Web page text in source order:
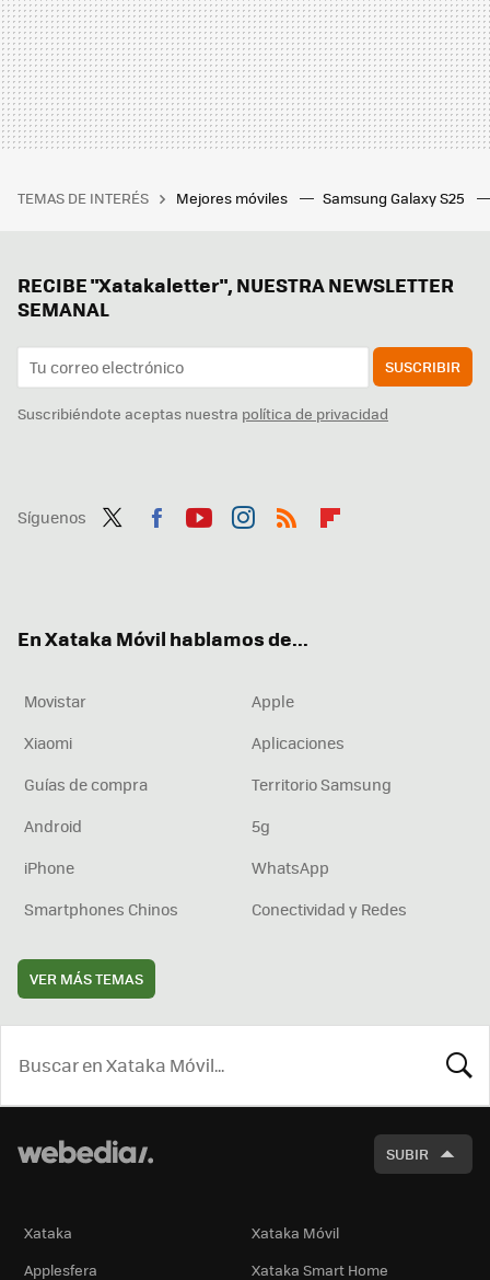
TEMAS DE INTERÉS Mejores móviles Samsung Galaxy S25
RECIBE "Xatakaletter", NUESTRA NEWSLETTER
SEMANAL
SUSCRIBIR
Suscribiéndote aceptas nuestra política de privacidad
Síguenos
En Xataka Móvil hablamos de...
Movistar
Apple
Xiaomi
Aplicaciones
Guías de compra
Territorio Samsung
Android
5g
iPhone
WhatsApp
Smartphones Chinos
Conectividad y Redes
VER MÁS TEMAS
SUBIR
Xataka
Xataka Móvil
Applesfera
Xataka Smart Home